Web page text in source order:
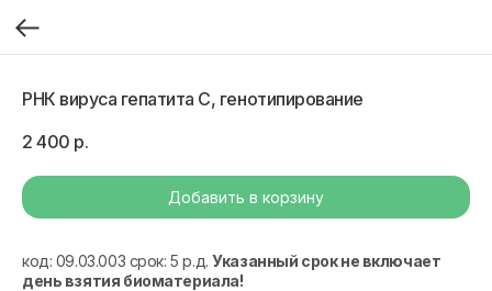
РНК вируса гепатита C, генотипирование
2 400 р.
Добавить в корзину
код: 09.03.003 срок: 5 р.д.Указанный срок не включает
день взятия биоматериала!